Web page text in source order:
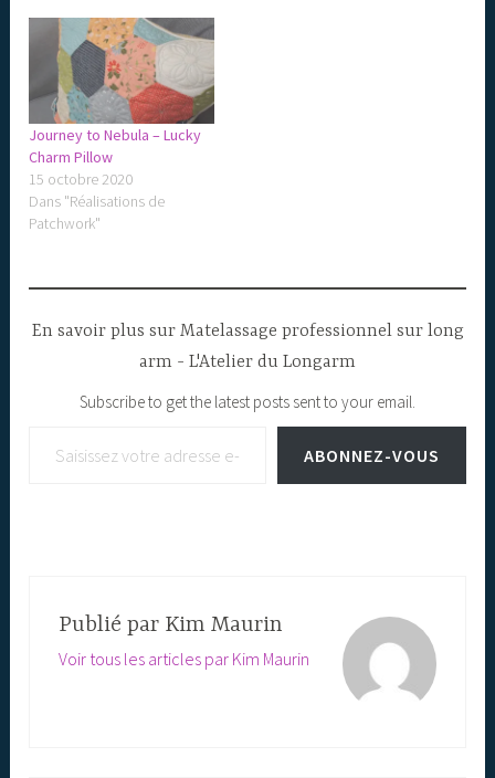
Journey to Nebula – Lucky
Charm Pillow
15 octobre 2020
Dans "Réalisations de
Patchwork"
En savoir plus sur Matelassage professionnel sur long
arm - L'Atelier du Longarm
Subscribe to get the latest posts sent to your email.
ABONNEZ-VOUS
Publié par Kim Maurin
Voir tous les articles par Kim Maurin